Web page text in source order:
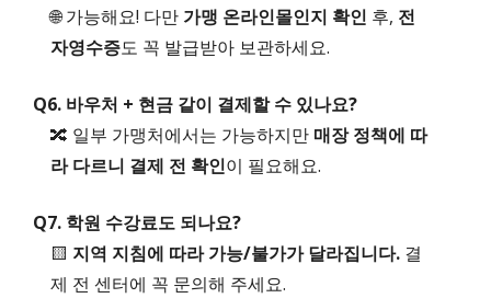
🌐 가능해요! 다만 가맹 온라인몰인지 확인 후, 전
자영수증도 꼭 발급받아 보관하세요.
Q6. 바우처 + 현금 같이 결제할 수 있나요?
🔀 일부 가맹처에서는 가능하지만 매장 정책에 따
라 다르니 결제 전 확인이 필요해요.
Q7. 학원 수강료도 되나요?
🟨 지역 지침에 따라 가능/불가가 달라집니다. 결
제 전 센터에 꼭 문의해 주세요.